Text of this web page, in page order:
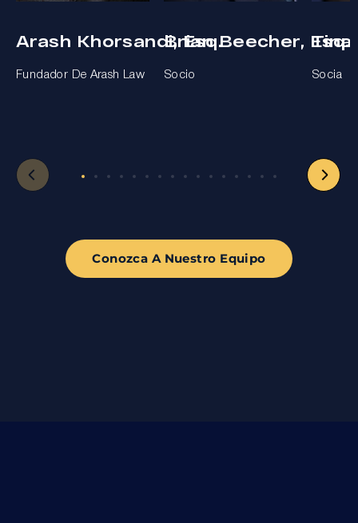
Arash Khorsandi, Esq.
Fundador De Arash Law
Brian Beecher, Esq.
Socio
Tina
Socia
Conozca A Nuestro Equipo